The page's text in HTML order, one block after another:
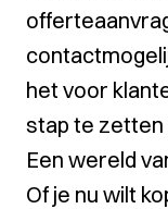
het voor
stap te zetten
Een wereld
Of je nu wilt